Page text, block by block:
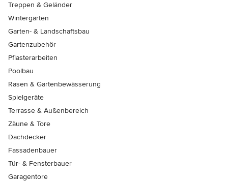
Treppen & Geländer
Wintergärten
Garten- & Landschaftsbau
Gartenzubehör
Pflasterarbeiten
Poolbau
Rasen & Gartenbewässerung
Spielgeräte
Terrasse & Außenbereich
Zäune & Tore
Dachdecker
Fassadenbauer
Tür- & Fensterbauer
Garagentore